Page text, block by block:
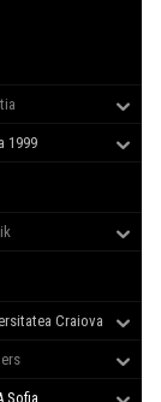
1999
Craiova
Sofia